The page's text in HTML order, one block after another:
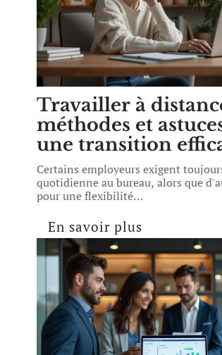
Travailler à
méthodes et
une transition
Certains employeurs exigent
quotidienne au bureau, alors que
pour une flexibilité…
En savoir plus